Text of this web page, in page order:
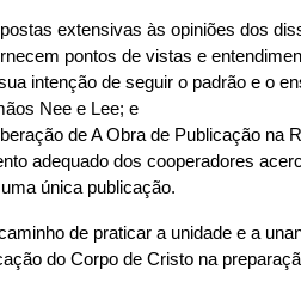
extensivas às opiniões dos
pontos de vistas e
intenção de seguir o padrão e o
Nee e Lee; e
de A Obra de Publicação na
adequado dos cooperadores
única publicação.
de praticar a unidade e a
do Corpo de Cristo na